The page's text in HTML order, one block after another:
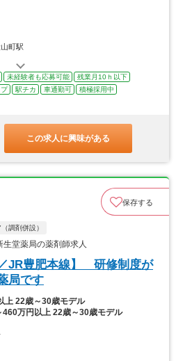
町駅
未経験者も応募可能
残業月10ｈ以下
駅チカ 車通勤可
積極採用中
この求人に興味がある
保存する
調剤併設）
堂薬局の薬剤師求人
JR豊肥本線】 研修制度が
局です
上 22歳～30歳モデル
460万円以上 22歳～30歳モデル